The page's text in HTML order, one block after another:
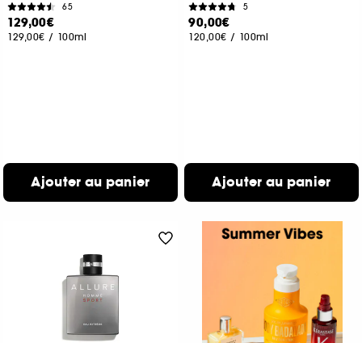
65
129,00€
129,00€ / 100ml
Ajouter au panier
5
90,00€
120,00€ / 100ml
Ajouter au panier